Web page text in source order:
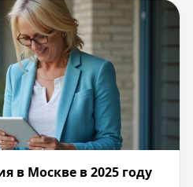
Узнайте больше о выгодных
портале Кредитный Зай.
пенсия в Москве в
в Москве в 2025 году